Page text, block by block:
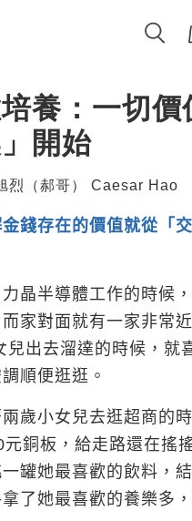
養：一切價
開始
烈（郝哥） Caesar Hao
錢存在的價值就從「
晶半導體工作的時候
家對面就有一家非常
兒出去溜達的時候，就
順便逛逛。
歲小女兒去逛超商的
元銅板，給走路還在搖
罐她最喜歡的飲料，
了她最喜歡的養樂多